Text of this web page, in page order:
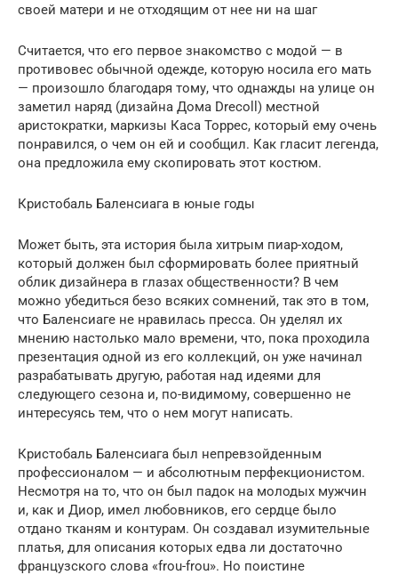
своей матери и не отходящим от нее ни на шаг
Считается, что его первое знакомство с модой — в
противовес обычной одежде, которую носила его мать
— произошло благодаря тому, что однажды на улице он
заметил наряд (дизайна Дома Drecoll) местной
аристократки, маркизы Каса Торрес, который ему очень
понравился, о чем он ей и сообщил. Как гласит легенда,
она предложила ему скопировать этот костюм.
Кристобаль Баленсиага в юные годы
Может быть, эта история была хитрым пиар-ходом,
который должен был сформировать более приятный
облик дизайнера в глазах общественности? В чем
можно убедиться безо всяких сомнений, так это в том,
что Баленсиаге не нравилась пресса. Он уделял их
мнению настолько мало времени, что, пока проходила
презентация одной из его коллекций, он уже начинал
разрабатывать другую, работая над идеями для
следующего сезона и, по-видимому, совершенно не
интересуясь тем, что о нем могут написать.
Кристобаль Баленсиага был непревзойденным
профессионалом — и абсолютным перфекционистом.
Несмотря на то, что он был падок на молодых мужчин
и, как и Диор, имел любовников, его сердце было
отдано тканям и контурам. Он создавал изумительные
платья, для описания которых едва ли достаточно
французского слова «frou-frou». Но поистине